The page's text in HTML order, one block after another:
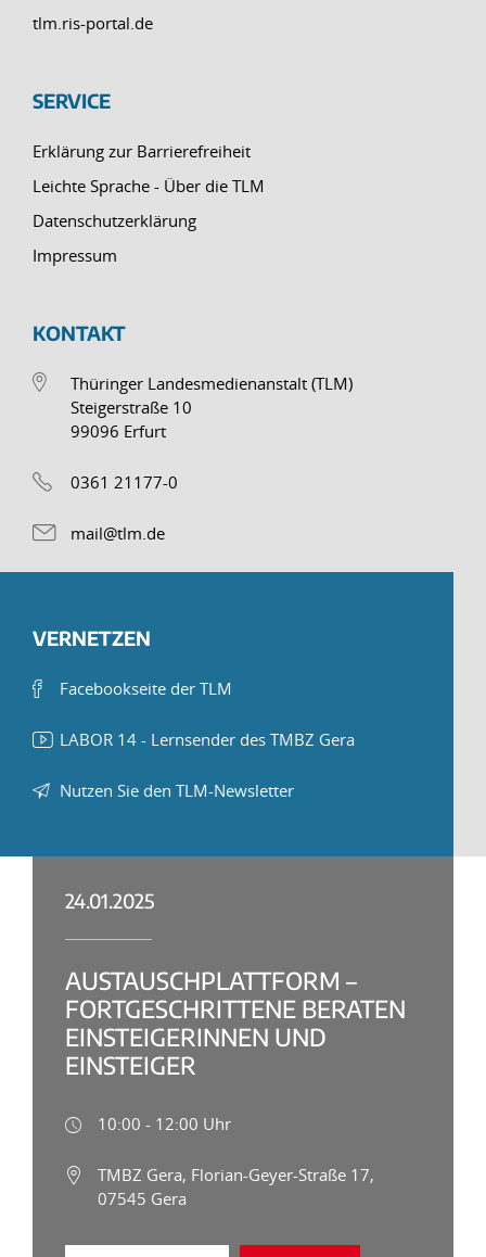
tlm.ris-portal.de
SERVICE
Erklärung zur Barrierefreiheit
Leichte Sprache - Über die TLM
Datenschutzerklärung
Impressum
KONTAKT
Thüringer Landesmedienanstalt (TLM)
Steigerstraße 10
99096 Erfurt
0361 21177-0
mail@tlm.de
VERNETZEN
Facebookseite der TLM
LABOR 14 - Lernsender des TMBZ Gera
Nutzen Sie den TLM-Newsletter
24.01.2025
AUSTAUSCHPLATTFORM –
FORTGESCHRITTENE BERATEN
EINSTEIGERINNEN UND
EINSTEIGER
10:00 - 12:00 Uhr
TMBZ Gera, Florian-Geyer-Straße 17,
07545 Gera